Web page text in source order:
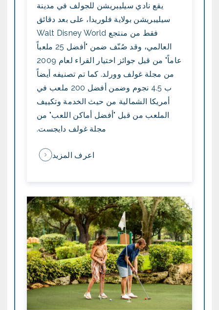
يقع نادي سيليبريشن للجولف في مدينة
سيليبريشن بولاية فلوريدا، على بعد دقائق
فقط من منتجع Walt Disney World
العالمي، وقد صُنّف ضمن "أفضل 25 ملعباً
عاماً" من قبل جوائز اختيار القراء لعام 2009
من مجلة غولف وورلد. كما تم تصنيفه أيضاً
ب 4.5 نجوم وضمن أفضل 200 ملعب في
أمريكا الشمالية من حيث الخدمة وتكييف
الملعب من قبل "أفضل أماكن اللعب" من
مجلة غولف دايجست.
اعرف المزيد